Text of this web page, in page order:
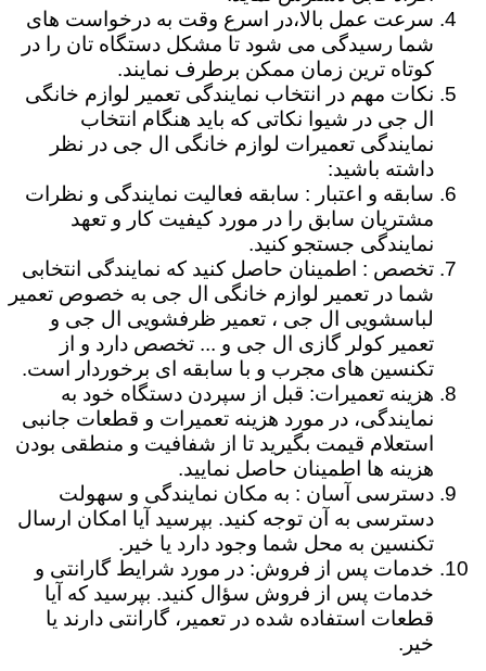
سرعت عمل بالا،در اسرع وقت به درخواست های
شما رسیدگی می شود تا مشکل دستگاه تان را در
کوتاه ترین زمان ممکن برطرف نمایند.
نکات مهم در انتخاب نمایندگی تعمیر لوازم خانگی
ال جی در شیوا نکاتی که باید هنگام انتخاب
نمایندگی تعمیرات لوازم خانگی ال جی در نظر
داشته باشید:
سابقه و اعتبار : سابقه فعالیت نمایندگی و نظرات
مشتریان سابق را در مورد کیفیت کار و تعهد
نمایندگی جستجو کنید.
تخصص : اطمینان حاصل کنید که نمایندگی انتخابی
شما در تعمیر لوازم خانگی ال جی به خصوص تعمیر
لباسشویی ال جی ، تعمیر ظرفشویی ال جی و
تعمیر کولر گازی ال جی و ... تخصص دارد و از
تکنسین های مجرب و با سابقه ای برخوردار است.
هزینه تعمیرات: قبل از سپردن دستگاه خود به
نمایندگی، در مورد هزینه تعمیرات و قطعات جانبی
استعلام قیمت بگیرید تا از شفافیت و منطقی بودن
هزینه ها اطمینان حاصل نمایید.
دسترسی آسان : به مکان نمایندگی و سهولت
دسترسی به آن توجه کنید. بپرسید آیا امکان ارسال
تکنسین به محل شما وجود دارد یا خیر.
خدمات پس از فروش: در مورد شرایط گارانتی و
خدمات پس از فروش سؤال کنید. بپرسید که آیا
قطعات استفاده شده در تعمیر، گارانتی دارند یا
خیر.